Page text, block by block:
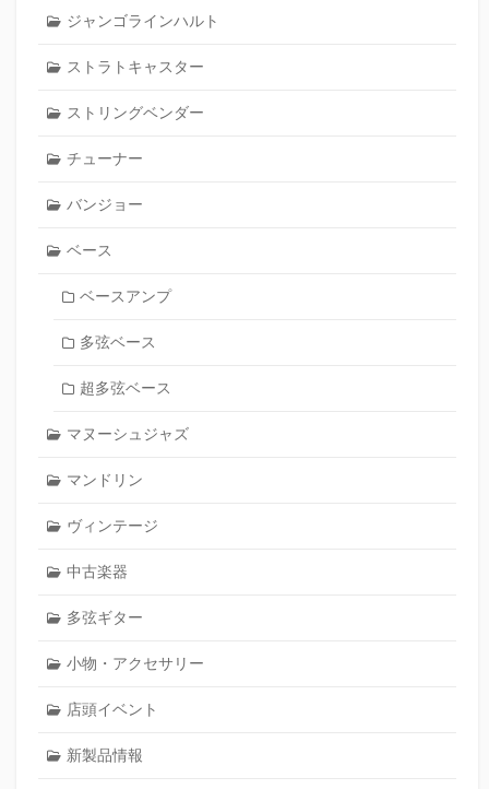
ジャンゴラインハルト
ストラトキャスター
ストリングベンダー
チューナー
バンジョー
ベース
ベースアンプ
多弦ベース
超多弦ベース
マヌーシュジャズ
マンドリン
ヴィンテージ
中古楽器
多弦ギター
小物・アクセサリー
店頭イベント
新製品情報